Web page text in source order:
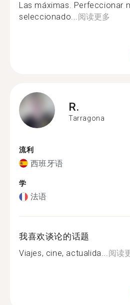
Las máximas. Perfeccionar
seleccionado...阅读更多
R.
Tarragona
流利
西班牙语
学
法语
我喜欢谈论的话题
Viajes, cine, actualida...阅读